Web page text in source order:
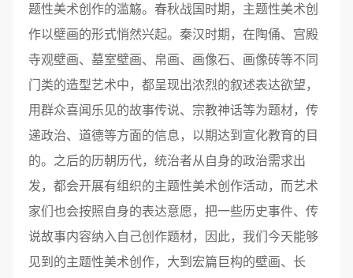
题性美术创作的滥觞。春秋战国时期，主题性美术创
作以壁画的形式悄然兴起。秦汉时期，在陶俑、宫殿
寺观壁画、墓室壁画、帛画、画像石、画像砖等不同
门类的造型艺术中，都呈现出浓烈的叙述表达欲望，
用群众喜闻乐见的故事传说、宗教神话等为题材，传
递政治、道德等方面的信息，以期达到宣化教育的目
的。之后的历朝历代，统治者从自身的政治需求出
发，都会开展有组织的主题性美术创作活动，而艺术
家们也会按照自身的表达意愿，把一些历史事件、传
说故事内容纳入自己创作题材，因此，我们今天能够
见到的主题性美术创作，大到宏篇巨构的壁画、长